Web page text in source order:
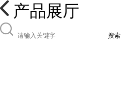
产品展厅
搜索